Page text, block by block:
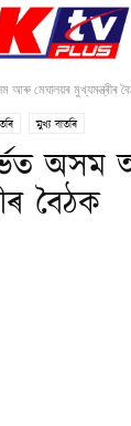
আৰু মেঘালয়ৰ মুখ্যমন্ত্ৰীৰ
মুখ্য বাতৰি
বৈঠক